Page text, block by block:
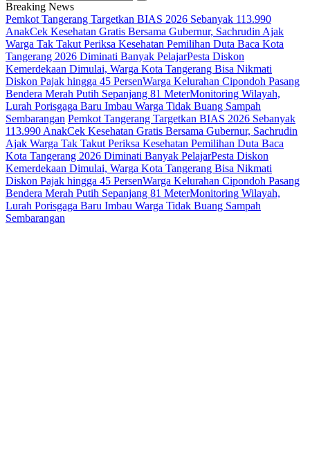
Breaking News
Pemkot Tangerang Targetkan BIAS 2026 Sebanyak 113.990
AnakCek Kesehatan Gratis Bersama Gubernur, Sachrudin Ajak
Warga Tak Takut Periksa Kesehatan Pemilihan Duta Baca Kota
Tangerang 2026 Diminati Banyak PelajarPesta Diskon
Kemerdekaan Dimulai, Warga Kota Tangerang Bisa Nikmati
Diskon Pajak hingga 45 PersenWarga Kelurahan Cipondoh Pasang
Bendera Merah Putih Sepanjang 81 MeterMonitoring Wilayah,
Lurah Porisgaga Baru Imbau Warga Tidak Buang Sampah
Sembarangan Pemkot Tangerang Targetkan BIAS 2026 Sebanyak
113.990 AnakCek Kesehatan Gratis Bersama Gubernur, Sachrudin
Ajak Warga Tak Takut Periksa Kesehatan Pemilihan Duta Baca
Kota Tangerang 2026 Diminati Banyak PelajarPesta Diskon
Kemerdekaan Dimulai, Warga Kota Tangerang Bisa Nikmati
Diskon Pajak hingga 45 PersenWarga Kelurahan Cipondoh Pasang
Bendera Merah Putih Sepanjang 81 MeterMonitoring Wilayah,
Lurah Porisgaga Baru Imbau Warga Tidak Buang Sampah
Sembarangan